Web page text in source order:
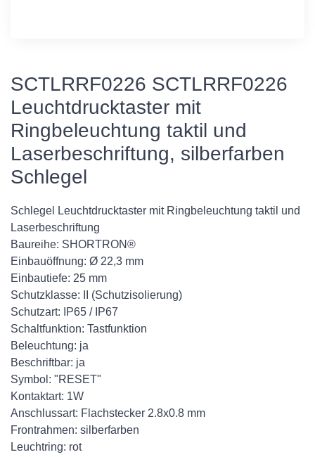
SCTLRRF0226 SCTLRRF0226
Leuchtdrucktaster mit
Ringbeleuchtung taktil und
Laserbeschriftung, silberfarben
Schlegel
Schlegel Leuchtdrucktaster mit Ringbeleuchtung taktil und
Laserbeschriftung
Baureihe: SHORTRON®
Einbauöffnung: Ø 22,3 mm
Einbautiefe: 25 mm
Schutzklasse: II (Schutzisolierung)
Schutzart: IP65 / IP67
Schaltfunktion: Tastfunktion
Beleuchtung: ja
Beschriftbar: ja
Symbol: "RESET"
Kontaktart: 1W
Anschlussart: Flachstecker 2.8x0.8 mm
Frontrahmen: silberfarben
Leuchtring: rot